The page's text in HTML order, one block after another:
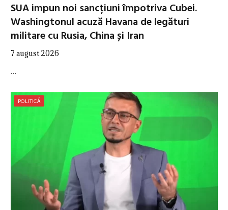
SUA impun noi sancțiuni împotriva Cubei.
Washingtonul acuză Havana de legături
militare cu Rusia, China și Iran
7 august 2026
…
POLITICĂ